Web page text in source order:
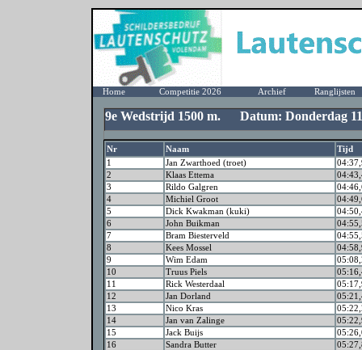
Home Competitie 2026 Archief Ranglijsten
9e Wedstrijd 1500 m. Datum: Donderdag 11
Nr Naam
Tijd
1
Jan Zwarthoed (troet)
2
Klaas Ettema
3
Rildo Galgren
4
Michiel Groot
5
Dick Kwakman (kuki)
6
John Buikman
7
Bram Biesterveld
8
Kees Mossel
9
Wim Edam
10
Truus Piels
11
Rick Westerdaal
12
Jan Dorland
13
Nico Kras
14
Jan van Zalinge
15
Jack Buijs
16
Sandra Butter